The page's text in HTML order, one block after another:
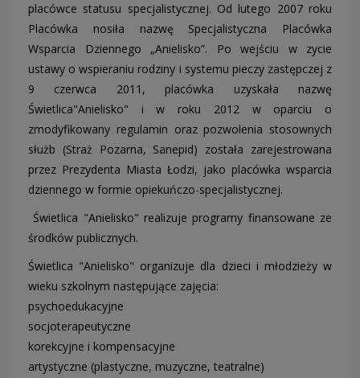
placówce statusu specjalistycznej. Od lutego 2007 roku
Placówka nosiła nazwę Specjalistyczna Placówka
Wsparcia Dziennego „Anielisko”. Po wejściu w zycie
ustawy o wspieraniu rodziny i systemu pieczy zastępczej z
9 czerwca 2011, placówka uzyskała nazwę
Świetlica"Anielisko" i w roku 2012 w oparciu o
zmodyfikowany regulamin oraz pozwolenia stosownych
służb (Straż Pozarna, Sanepid) została zarejestrowana
przez Prezydenta Miasta Łodzi, jako placówka wsparcia
dziennego w formie opiekuńczo-specjalistycznej.
Świetlica "Anielisko" realizuje programy finansowane ze
środków publicznych.
Świetlica "Anielisko" organizuje dla dzieci i młodzieży w
wieku szkolnym następujące zajęcia:
psychoedukacyjne
socjoterapeutyczne
korekcyjne i kompensacyjne
artystyczne (plastyczne, muzyczne, teatralne)